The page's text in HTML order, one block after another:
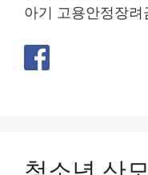
아기 고용안정장